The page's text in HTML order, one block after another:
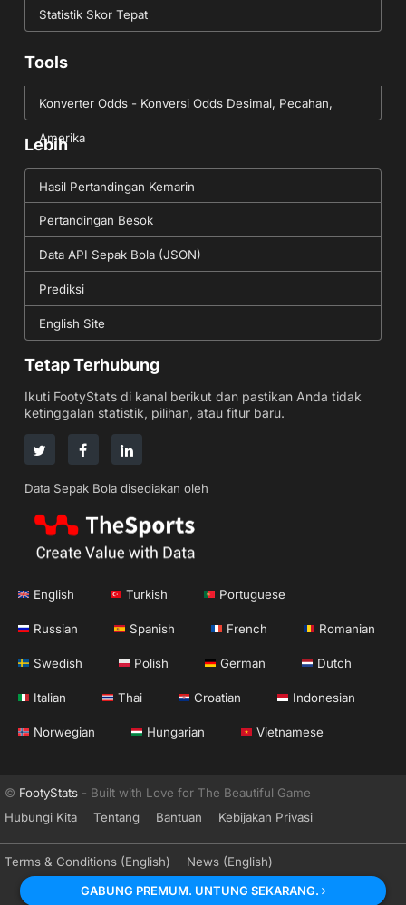
Statistik Skor Tepat
Tools
Konverter Odds - Konversi Odds Desimal, Pecahan,
Amerika
Lebih
Hasil Pertandingan Kemarin
Pertandingan Besok
Data API Sepak Bola (JSON)
Prediksi
English Site
Tetap Terhubung
Ikuti FootyStats di kanal berikut dan pastikan Anda tidak
ketinggalan statistik, pilihan, atau fitur baru.
Data Sepak Bola disediakan oleh
English Turkish Portuguese
Russian Spanish French Romanian
Swedish Polish German Dutch
Italian Thai Croatian Indonesian
Norwegian Hungarian Vietnamese
© FootyStats - Built with Love for The Beautiful Game
Hubungi Kita
Tentang Bantuan Kebijakan Privasi
Terms & Conditions (English)
News (English)
GABUNG PREMUM. UNTUNG SEKARANG.